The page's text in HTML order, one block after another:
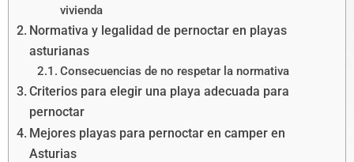
vivienda
Normativa y legalidad de pernoctar en playas
asturianas
Consecuencias de no respetar la normativa
Criterios para elegir una playa adecuada para
pernoctar
Mejores playas para pernoctar en camper en
Asturias